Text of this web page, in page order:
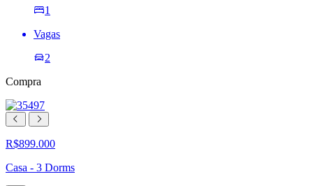
1
Vagas
2
Compra
R$899.000
Casa - 3 Dorms